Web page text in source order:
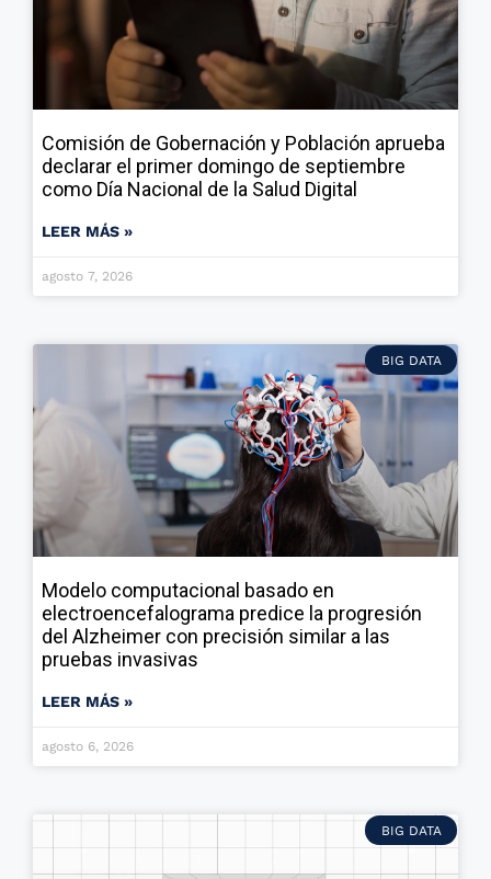
Comisión de Gobernación y Población aprueba
declarar el primer domingo de septiembre
como Día Nacional de la Salud Digital
LEER MÁS »
agosto 7, 2026
BIG DATA
Modelo computacional basado en
electroencefalograma predice la progresión
del Alzheimer con precisión similar a las
pruebas invasivas
LEER MÁS »
agosto 6, 2026
BIG DATA